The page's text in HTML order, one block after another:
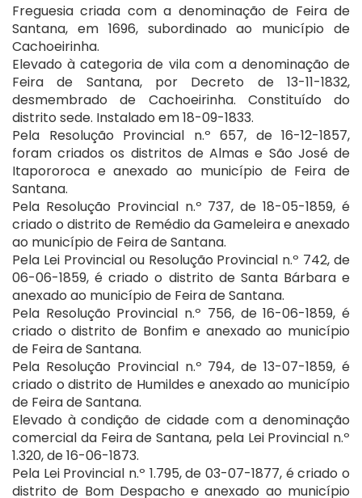
Freguesia criada com a denominação de Feira de
Santana, em 1696, subordinado ao município de
Cachoeirinha.
Elevado à categoria de vila com a denominação de
Feira de Santana, por Decreto de 13-11-1832,
desmembrado de Cachoeirinha. Constituído do
distrito sede. Instalado em 18-09-1833.
Pela Resolução Provincial n.º 657, de 16-12-1857,
foram criados os distritos de Almas e São José de
Itapororoca e anexado ao município de Feira de
Santana.
Pela Resolução Provincial n.º 737, de 18-05-1859, é
criado o distrito de Remédio da Gameleira e anexado
ao município de Feira de Santana.
Pela Lei Provincial ou Resolução Provincial n.º 742, de
06-06-1859, é criado o distrito de Santa Bárbara e
anexado ao município de Feira de Santana.
Pela Resolução Provincial n.º 756, de 16-06-1859, é
criado o distrito de Bonfim e anexado ao município
de Feira de Santana.
Pela Resolução Provincial n.º 794, de 13-07-1859, é
criado o distrito de Humildes e anexado ao município
de Feira de Santana.
Elevado à condição de cidade com a denominação
comercial da Feira de Santana, pela Lei Provincial n.º
1.320, de 16-06-1873.
Pela Lei Provincial n.º 1.795, de 03-07-1877, é criado o
distrito de Bom Despacho e anexado ao município